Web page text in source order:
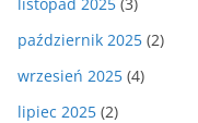
październik 2025 (2)
wrzesień 2025 (4)
lipiec 2025 (2)